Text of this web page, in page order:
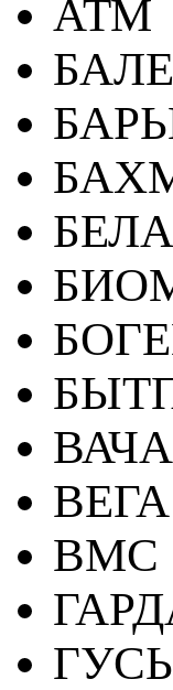
АТМ
ВАЧА
ВЕГА
ВМС